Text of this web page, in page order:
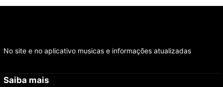
No site e no aplicativo musicas e informações atualizadas
Saiba mais